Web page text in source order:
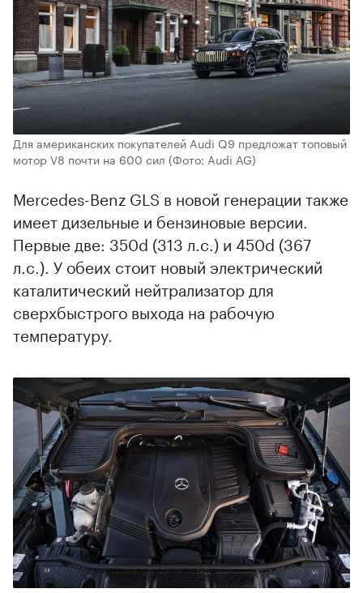
Для американских покупателей Audi Q9 предложат топовый
мотор V8 почти на 600 сил (Фото: Audi AG)
Mercedes-Benz GLS в новой генерации также
имеет дизельные и бензиновые версии.
Первые две: 350d (313 л.с.) и 450d (367
л.с.). У обеих стоит новый электрический
каталитический нейтрализатор для
сверхбыстрого выхода на рабочую
температуру.